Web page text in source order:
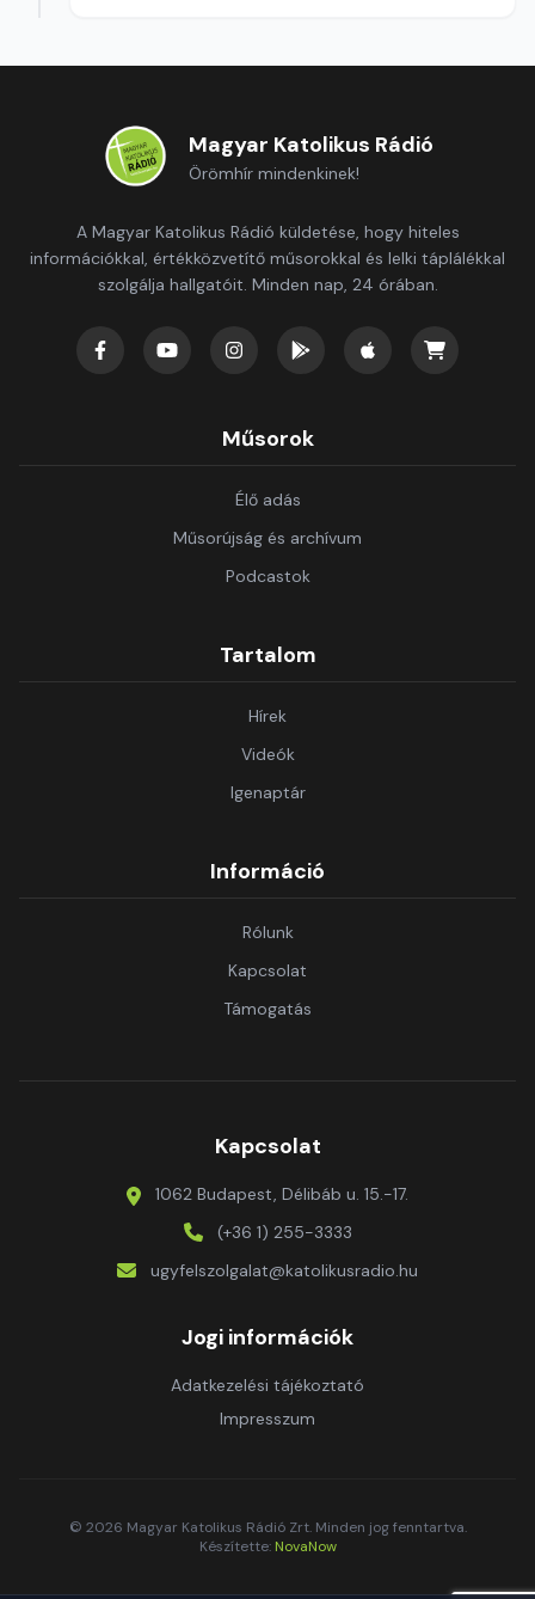
Magyar Katolikus Rádió
Örömhír mindenkinek!
A Magyar Katolikus Rádió küldetése, hogy hiteles
információkkal, értékközvetítő műsorokkal és lelki táplálékkal
szolgálja hallgatóit. Minden nap, 24 órában.
Műsorok
Élő adás
Műsorújság és archívum
Podcastok
Tartalom
Hírek
Videók
Igenaptár
Információ
Rólunk
Kapcsolat
Támogatás
Kapcsolat
1062 Budapest, Délibáb u. 15.-17.
(+36 1) 255-3333
ugyfelszolgalat@katolikusradio.hu
Jogi információk
Adatkezelési tájékoztató
Impresszum
© 2026 Magyar Katolikus Rádió Zrt. Minden jog fenntartva.
Készítette: NovaNow